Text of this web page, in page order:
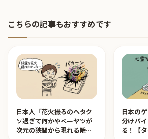
こちらの記事もおすすめです
日本人「花火撮るのヘタク
ソ過ぎて何かやベーヤツが
次元の狭間から現れる瞬間
日本の
分けバ
る！【タ